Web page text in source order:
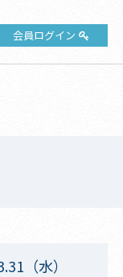
会員ログイン
（水）